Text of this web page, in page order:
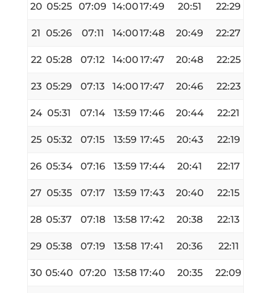
20 05:25 07:09 14:0017:49 20:51 22:29
21 05:26 07:11 14:0017:48 20:49 22:27
22 05:28 07:12 14:00 17:47 20:48 22:25
23 05:29 07:13 14:00 17:47 20:46 22:23
24 05:31 07:14 13:59 17:46 20:44 22:21
25 05:32 07:15 13:59 17:45 20:43 22:19
26 05:34 07:16 13:59 17:44 20:41 22:17
27 05:35 07:17 13:59 17:43 20:40 22:15
28 05:37 07:18 13:58 17:42 20:38 22:13
29 05:38 07:19 13:58 17:41 20:36 22:11
30 05:40 07:20 13:58 17:40 20:35 22:09